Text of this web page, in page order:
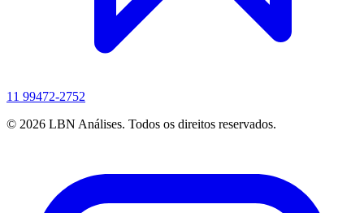
11 99472-2752
© 2026 LBN Análises. Todos os direitos reservados.